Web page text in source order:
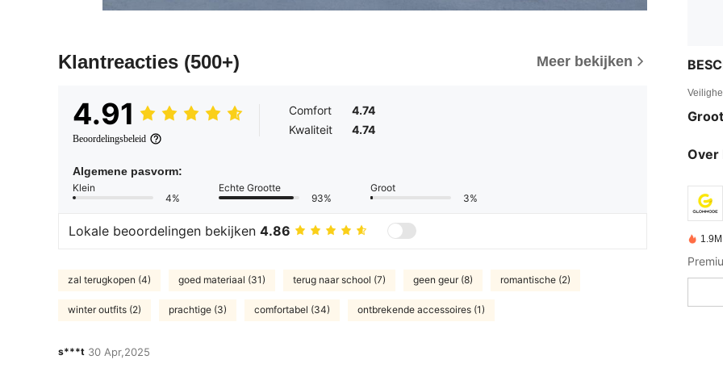
Klantreacties (500+) Meer bekijken
4.91
Beoordelingsbeleid
Comfort
4.74
Kwaliteit
4.74
Algemene pasvorm:
Klein
4%
Echte Grootte
93%
Groot
3%
Lokale beoordelingen bekijken 4.86
zal terugkopen (4) goed materiaal (31) terug naar school (7) geen geur (8) romantische (2)
winter outfits (2) prachtige (3) comfortabel (34) ontbrekende accessoires (1)
s***t 30 Apr,2025
Over